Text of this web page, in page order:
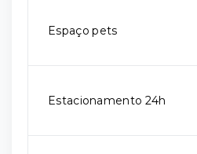
Espaço pets
Estacionamento 24h